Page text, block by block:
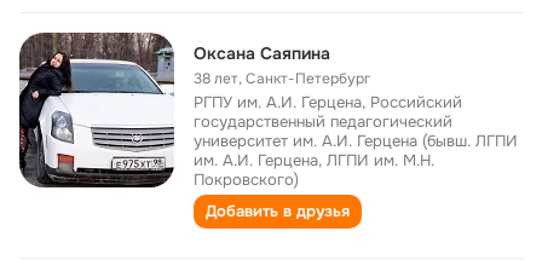
Оксана Саяпина
38 лет,Санкт-Петербург
РГПУ им. А.И. Герцена, Российский
государственный педагогический
университет им. А.И. Герцена (бывш. ЛГПИ
им. А.И. Герцена, ЛГПИ им. М.Н.
Покровского)
Добавить в друзья